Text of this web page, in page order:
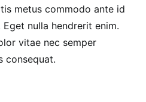
metus commodo ante id
nulla hendrerit enim.
vitae nec semper
consequat.